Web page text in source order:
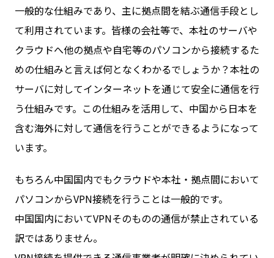
一般的な仕組みであり、主に拠点間を結ぶ通信手段とし
て利用されています。皆様の会社等で、本社のサーバや
クラウドへ他の拠点や自宅等のパソコンから接続するた
めの仕組みと言えば何となくわかるでしょうか？本社の
サーバに対してインターネットを通じて安全に通信を行
う仕組みです。この仕組みを活用して、中国から日本を
含む海外に対して通信を行うことができるようになって
います。
もちろん中国国内でもクラウドや本社・拠点間において
パソコンからVPN接続を行うことは一般的です。
中国国内においてVPNそのものの通信が禁止されている
訳ではありません。